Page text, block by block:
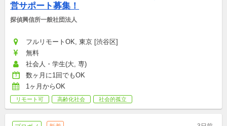
営サポート募集！
探偵興信所一般社団法人
フルリモートOK, 東京 [渋谷区]
無料
社会人・学生(大, 専)
数ヶ月に1回でもOK
1ヶ月からOK
リモート可 高齢化社会 社会的孤立